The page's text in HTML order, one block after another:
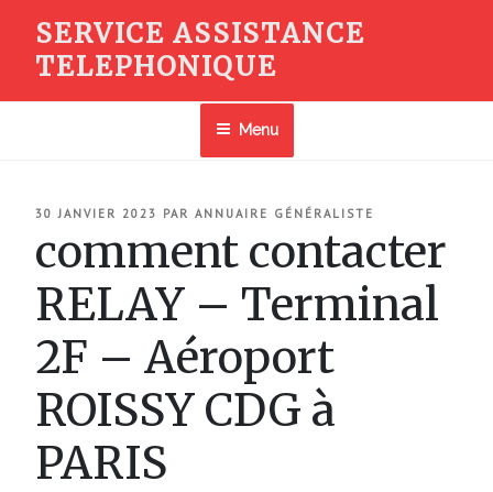
contenu
SERVICE ASSISTANCE
TELEPHONIQUE
Menu
PUBLIÉ
30 JANVIER 2023 PAR ANNUAIRE GÉNÉRALISTE
comment contacter
RELAY – Terminal
2F – Aéroport
ROISSY CDG à
PARIS